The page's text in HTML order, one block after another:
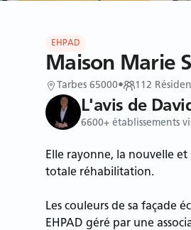
EHPAD
Maison Marie
Tarbes 65000• 112
L'avis de
6600+ établissements
Elle rayonne, la nouvelle
totale réhabilitation.
Les couleurs de sa façade
EHPAD géré par une